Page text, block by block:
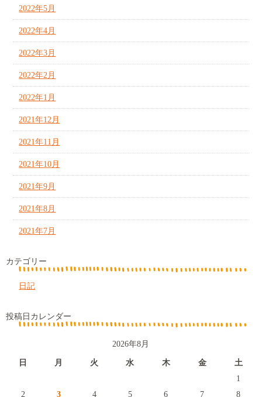
2022年5月
2022年4月
2022年3月
2022年2月
2022年1月
2021年12月
2021年11月
2021年10月
2021年9月
2021年8月
2021年7月
カテゴリー
日記
投稿日カレンダー
2026年8月
日 月 火 水 木 金
土
1
2
3 4 5 6 7 8